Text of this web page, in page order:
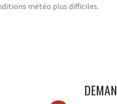
météo plus difficiles.